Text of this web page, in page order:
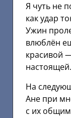
Я чуть не
как удар
Ужин
влюблён
красивой
настоящей.
На
Ане при
с их